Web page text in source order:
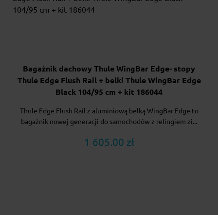
Bagażnik dachowy Thule WingBar Edge- stopy
Thule Edge Flush Rail + belki Thule WingBar Edge
Black 104/95 cm + kit 186044
Thule Edge Flush Rail z aluminiową belką WingBar Edge to
bagażnik nowej generacji do samochodów z relingiem zi...
1 605.00 zł